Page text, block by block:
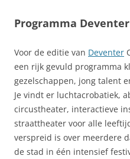
Programma
Voor de editie van Deventer
een rijk gevuld programma
gezelschappen, jong talent
Je vindt er luchtacrobatiek,
circustheater, interactieve
straattheater voor alle
verspreid is over meerdere
de stad in één intensief